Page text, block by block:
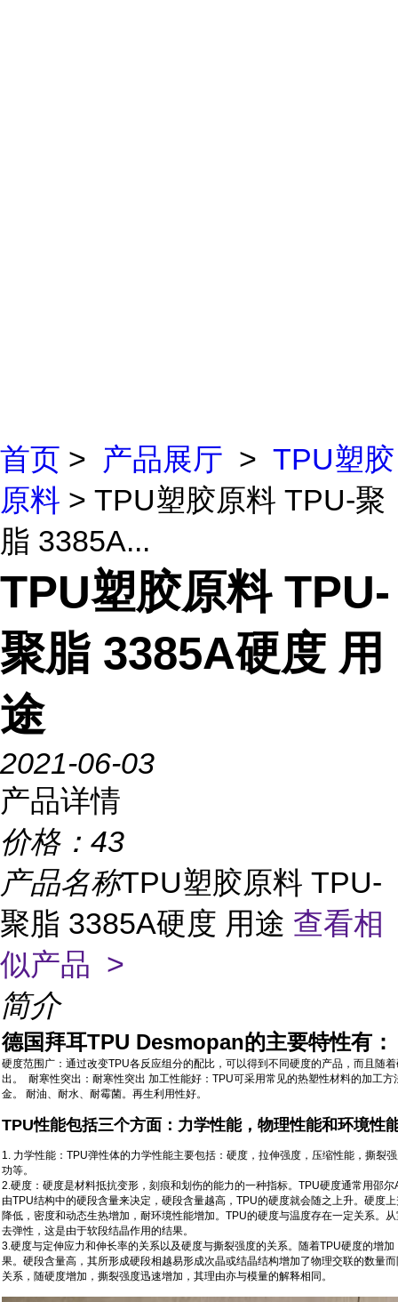
首页 > 产品展厅 > TPU塑胶
原料 > TPU塑胶原料 TPU-聚
脂 3385A...
TPU塑胶原料 TPU-
聚脂 3385A硬度 用
途
2021-06-03
产品详情
价格： 43
产品名称TPU塑胶原料 TPU-
聚脂 3385A硬度 用途 查看相
似产品 >
简介
德国拜耳TPU Desmopan的主要特性有：
硬度范围广：通过改变TPU各反应组分的配比，可以得到不同硬度的产品，而且随
出。 耐寒性突出：耐寒性突出 加工性能好：TPU可采用常见的热塑性材料的加工
金。 耐油、耐水、耐霉菌。再生利用性好。
TPU性能包括三个方面：力学性能，物理性能和环境性
1. 力学性能：TPU弹性体的力学性能主要包括：硬度，拉伸强度，压缩性能，撕
功等。
2.硬度：硬度是材料抵抗变形，刻痕和划伤的能力的一种指标。TPU硬度通常用邵
由TPU结构中的硬段含量来决定，硬段含量越高，TPU的硬度就会随之上升。硬度
降低，密度和动态生热增加，耐环境性能增加。TPU的硬度与温度存在一定关系
去弹性，这是由于软段结晶作用的结果。
3.硬度与定伸应力和伸长率的关系以及硬度与撕裂强度的关系。随着TPU硬度的增
果。硬段含量高，其所形成硬段相越易形成次晶或结晶结构增加了物理交联的数量
关系，随硬度增加，撕裂强度迅速增加，其理由亦与模量的解释相同。